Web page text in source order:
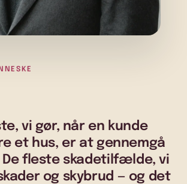
vi gør, når en kunde
et hus, er at gennemgå
De fleste skadetilfælde, vi
og skybrud — og det